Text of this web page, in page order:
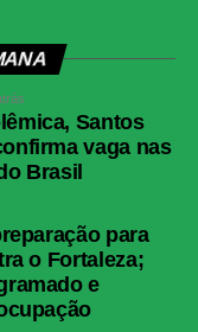
Santos
vaga nas
Brasil
para
o Fortaleza;
e